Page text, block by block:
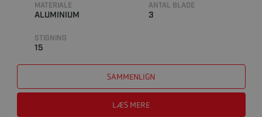
MATERIALE
ALUMINIUM
ANTAL BLADE
3
STIGNING
15
SAMMENLIGN
LÆS MERE